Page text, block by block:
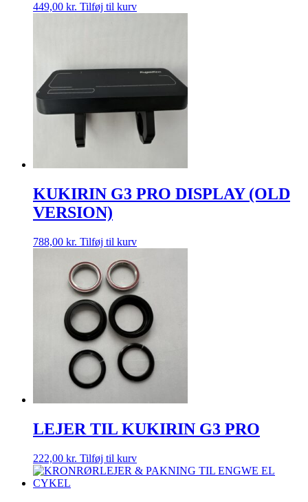
449,00 kr. Tilføj til kurv
KUKIRIN G3 PRO DISPLAY (OLD
VERSION)
788,00 kr. Tilføj til kurv
LEJER TIL KUKIRIN G3 PRO
222,00 kr. Tilføj til kurv